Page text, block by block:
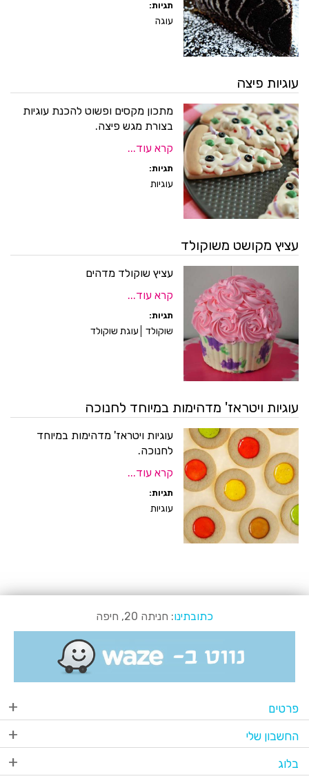
תגיות:
עוגה
עוגיות פיצה
מתכון מקסים ופשוט להכנת עוגיות
בצורת מגש פיצה.
קרא עוד...
תגיות:
עוגיות
עציץ מקושט משוקולד
עציץ שוקולד מדהים
קרא עוד...
תגיות:
שוקולד עוגת שוקולד
עוגיות ויטראז' מדהימות במיוחד לחנוכה
עוגיות ויטראז' מדהימות במיוחד
לחנוכה.
קרא עוד...
תגיות:
עוגיות
כתובתינו: חניתה 20, חיפה
פרטים
החשבון שלי
בלוג